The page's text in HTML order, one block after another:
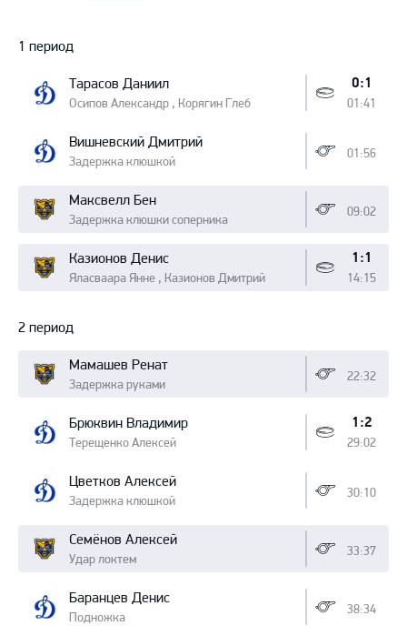
Протокол
1 период
Тарасов Даниил
Осипов Александр , Корягин Глеб
0:1
01:41
Вишневский Дмитрий
Задержка клюшкой
01:56
Максвелл Бен
Задержка клюшки соперника
09:02
Казионов Денис
Яласваара Янне , Казионов Дмитрий
1:1
14:15
2 период
Мамашев Ренат
Задержка руками
22:32
Брюквин Владимир
Терещенко Алексей
1:2
29:02
Цветков Алексей
Задержка клюшкой
30:10
Семёнов Алексей
Удар локтем
33:37
Баранцев Денис
Подножка
38:34